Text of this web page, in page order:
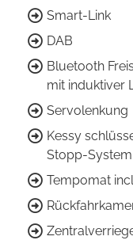
Smart-Link
DAB
Bluetooth
mit induktiver
Servolenkung
Kessy
Stopp-System
Tempomat